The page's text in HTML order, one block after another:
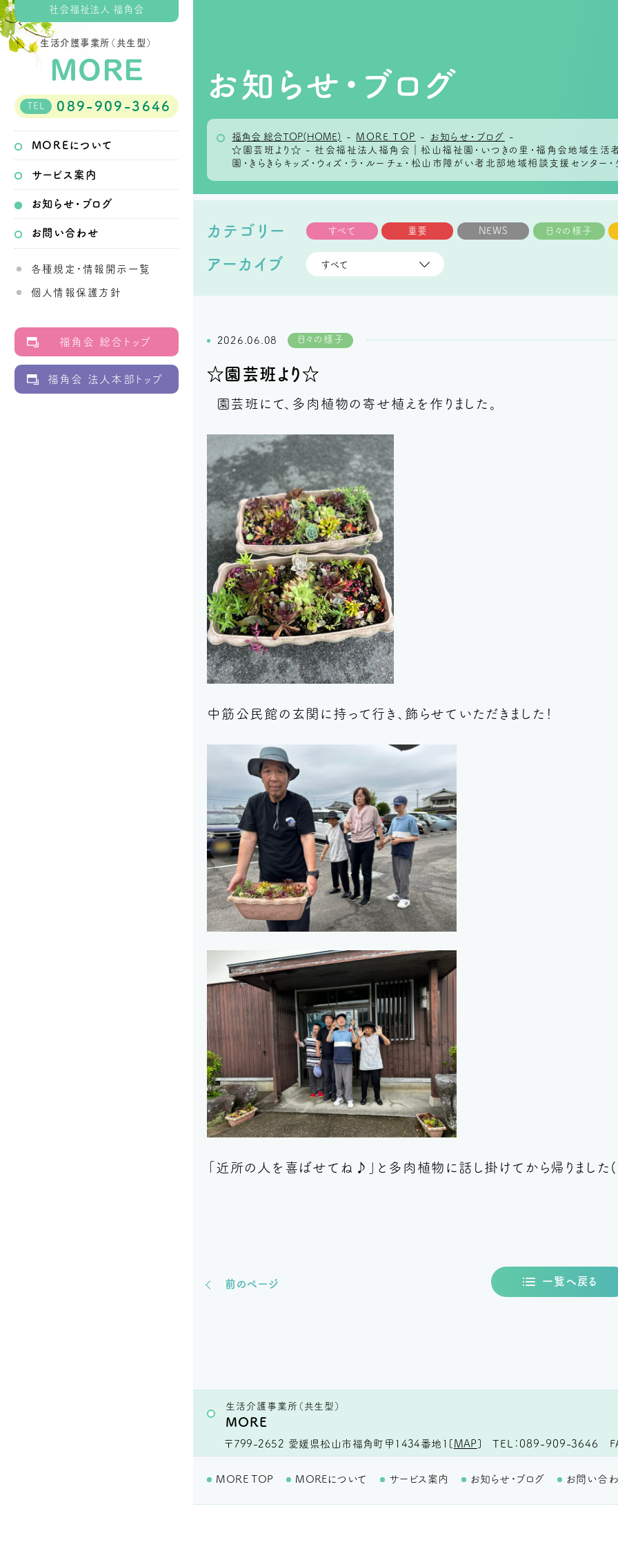
社会福祉法人 福角会
生活介護事業所（共生型）
TEL 089-909-3646
MOREについて
サービス案内
お知らせ・ブログ
お問い合わせ
各種規定・情報開示一覧
個人情報保護方針
福角会 総合トップ
福角会 法人本部トップ
お知らせ・ブログ
福角会 総合TOP(HOME) - MORE TOP - お知らせ・ブログ
-
☆園芸班より☆ - 社会福祉法人福角会｜松山福祉園・いつきの里・福角会地域生活者
園・きらきらキッズ・ウィズ・ラ・ルーチェ・松山市障がい者北部地域相談支援センタ
カテゴリー すべて 重要 NEWS 日々の様子
アーカイブ
2026.06.08 日々の様子
☆園芸班より☆
園芸班にて、多肉植物の寄せ植えを作りました。
中筋公民館の玄関に持って行き、飾らせていただきました！
「近所の人を喜ばせてね♪」と多肉植物に話し掛けてから帰りまし
前のページ 一覧へ戻る
生活介護事業所（共生型）
MORE
〒799-2652 愛媛県松山市福角町甲1434番地1 [ MAP ] TEL 089-909-3646
MORE TOP MOREについて サービス案内 お知らせ・ブログ お問い合